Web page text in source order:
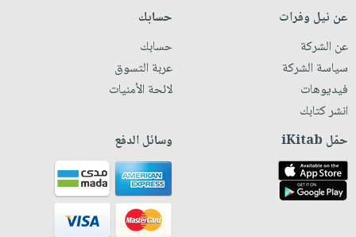
عن نيل وفرات
عن الشركة
سياسة الشركة
فيديوهات
انشر كتابك
حسابك
حسابك
عربة التسوق
لائحة الأمنيات
حمّل iKitab وسائل الدفع